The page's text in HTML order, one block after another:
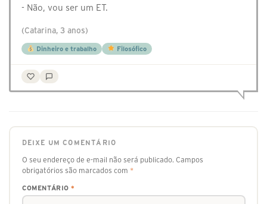
- Não, vou ser um ET.
(Catarina, 3 anos)
Dinheiro e trabalho Filosófico
DEIXE UM COMENTÁRIO
O seu endereço de e-mail não será publicado. Campos
obrigatórios são marcados com *
COMENTÁRIO *